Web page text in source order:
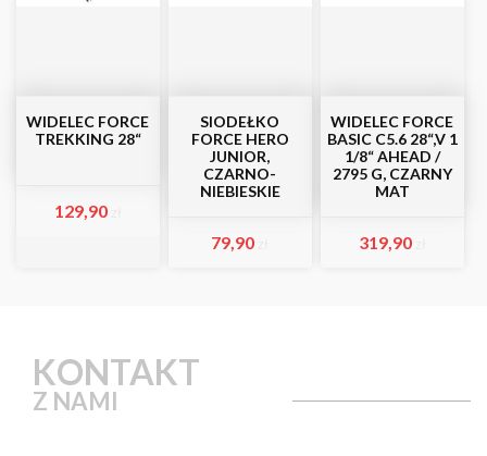
WIDELEC FORCE
TREKKING 28“
129,90
SIODEŁKO
FORCE HERO
JUNIOR,
CZARNO-
NIEBIESKIE
79,90
WIDELEC FORCE
BASIC C5.6 28“,V 1
1/8“ AHEAD /
2795 G, CZARNY
MAT
319,90
KONTAKT
Z NAMI